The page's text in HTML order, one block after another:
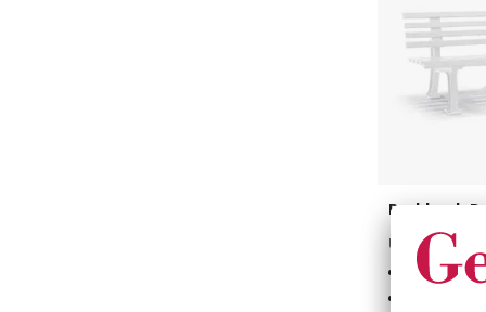
Parkbenk
Uv- og
Uv- og